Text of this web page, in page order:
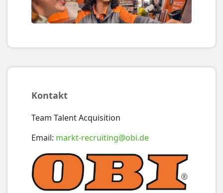
Kontakt
Team Talent Acquisition
Email: markt-recruiting@obi.de